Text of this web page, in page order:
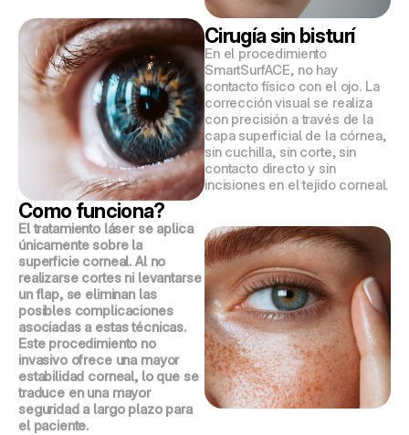
Cirugía sin bisturí
En el procedimiento
SmartSurfACE, no hay
contacto físico con el ojo. La
corrección visual se realiza
con precisión a través de la
capa superficial de la córnea,
sin cuchilla, sin corte, sin
contacto directo y sin
incisiones en el tejido corneal.
Como funciona?
El tratamiento láser se aplica
únicamente sobre la
superficie corneal. Al no
realizarse cortes ni levantarse
un flap, se eliminan las
posibles complicaciones
asociadas a estas técnicas.
Este procedimiento no
invasivo ofrece una mayor
estabilidad corneal, lo que se
traduce en una mayor
seguridad a largo plazo para
el paciente.